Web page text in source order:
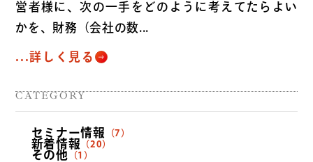
営者様に、次の一手をどのように考えてたらよい
かを、財務（会社の数...
...詳しく見る
CATEGORY
セミナー情報 （7）
新着情報 （20）
その他 （1）